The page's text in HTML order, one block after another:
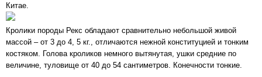
Китае.
Кролики породы Рекс обладают сравнительно небольшой живой
массой – от 3 до 4, 5 кг., отличаются нежной конституцией и тонким
костяком. Голова кроликов немного вытянутая, ушки средние по
величине, туловище от 40 до 54 сантиметров. Конечности тонкие.